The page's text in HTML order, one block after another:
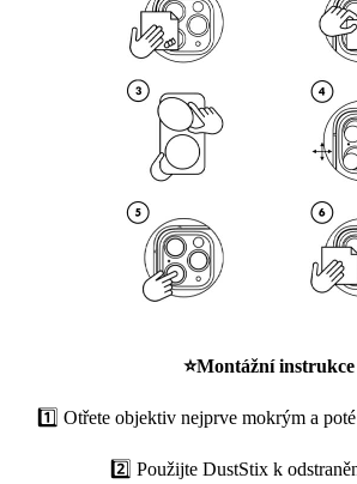
⭐Montážní instrukce
1️⃣ Otřete objektiv nejprve mokrým a
2️⃣ Použijte DustStix k